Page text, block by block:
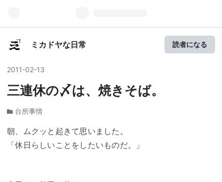
ミカドヤな日常 読者になる
2011-02-13
三連休の〆は、焼きそば。
台所事情
朝、ムクッと起きて思いました。
「休日らしいことをしたいものだ。」